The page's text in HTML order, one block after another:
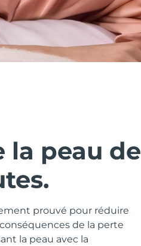
peau de
prouvé pour réduire
de la perte
la peau avec la